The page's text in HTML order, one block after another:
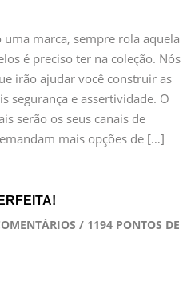
marca, sempre rola aquela
é preciso ter na coleção. Nós
irão ajudar você construir as
segurança e assertividade. O
serão os seus canais de
mais opções de […]
/ 1194 PONTOS DE